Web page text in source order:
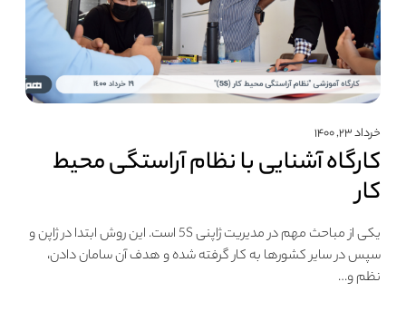
خرداد ۲۳, ۱۴۰۰
کارگاه آشنایی با نظام آراستگی محیط
کار
یکی از مباحث مهم در مدیریت ژاپنی 5S است. این روش ابتدا در ژاپن و
سپس در سایر کشورها به کار گرفته شده و هدف آن سامان دادن،
نظم و…